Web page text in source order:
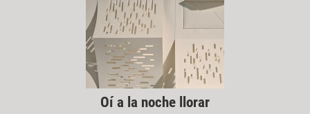
Oí a la noche llorar